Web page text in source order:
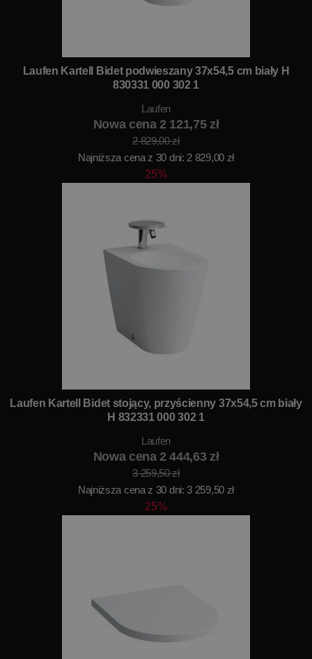
Laufen Kartell Bidet podwieszany 37x54,5 cm biały H
830331 000 302 1
Laufen
Nowa cena 2 121,75 zł
2 829,00 zł
Najniższa cena z 30 dni: 2 829,00 zł
25%
Laufen Kartell Bidet stojący, przyścienny 37x54,5 cm biały
H 832331 000 302 1
Laufen
Nowa cena 2 444,63 zł
3 259,50 zł
Najniższa cena z 30 dni: 3 259,50 zł
25%